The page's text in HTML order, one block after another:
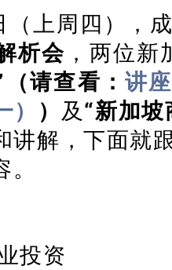
上周四），
析会 ，两位
请查看：讲
） 及 “新加
讲解，下面就
投资